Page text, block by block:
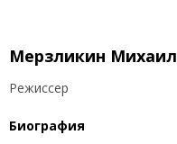
Мерзликин Михаил
Режиссер
Биография